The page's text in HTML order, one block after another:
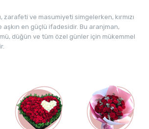
zarafeti ve masumiyeti simgelerken, kırmızı
en güçlü ifadesidir. Bu aranjman,
düğün ve tüm özel günler için mükemmel